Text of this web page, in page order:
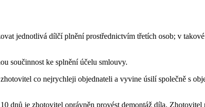
jednotlivá dílčí plnění prostřednictvím třetích osob; v
součinnost ke splnění účelu smlouvy.
co nejrychleji objednateli a vyvine úsilí společně s
dnů je zhotovitel oprávněn provést demontáž díla.